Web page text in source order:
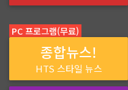
PC 프로그램(무료)
종합뉴스!
HTS 스타일 뉴스